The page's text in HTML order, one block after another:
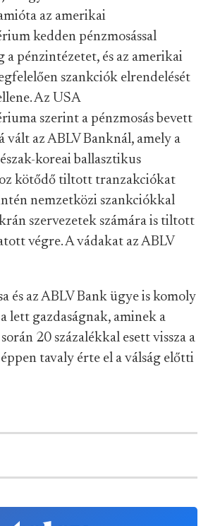
az amerikai
kedden pénzmosással
a pénzintézetet, és az amerikai
szankciók elrendelését
Az USA
szerint a pénzmosás bevett
az ABLV Banknál, amely a
koreai ballasztikus
kötődő tiltott tranzakciókat
nemzetközi szankciókkal
szervezetek számára is tiltott
végre. A vádakat az ABLV
és az ABLV Bank ügye is komoly
lett gazdaságnak, aminek a
20 százalékkal esett vissza a
éppen tavaly érte el a válság előtti